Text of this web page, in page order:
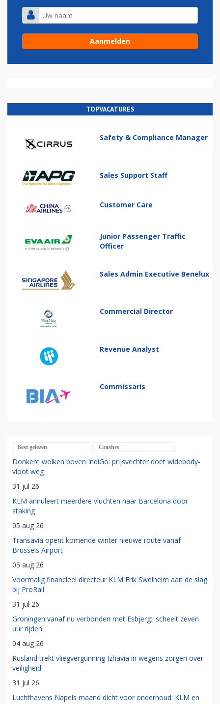
TOPVACATURES
Safety & Compliance Manager
Sales Support Staff
Customer Care
Junior Passenger Traffic
Officer
Sales Admin Executive Benelux
Commercial Director
Revenue Analyst
Commissaris
Best gelezen Crashes
Donkere wolken boven IndiGo: prijsvechter doet widebody-
vloot weg
31 jul 26
KLM annuleert meerdere vluchten naar Barcelona door
staking
05 aug 26
Transavia opent komende winter nieuwe route vanaf
Brussels Airport
05 aug 26
Voormalig financieel directeur KLM Erik Swelheim aan de slag
bij ProRail
31 jul 26
Groningen vanaf nu verbonden met Esbjerg: 'scheelt zeven
uur rijden'
04 aug 26
Rusland trekt vliegvergunning Izhavia in wegens zorgen over
veiligheid
31 jul 26
Luchthavens Napels maand dicht voor onderhoud: KLM en